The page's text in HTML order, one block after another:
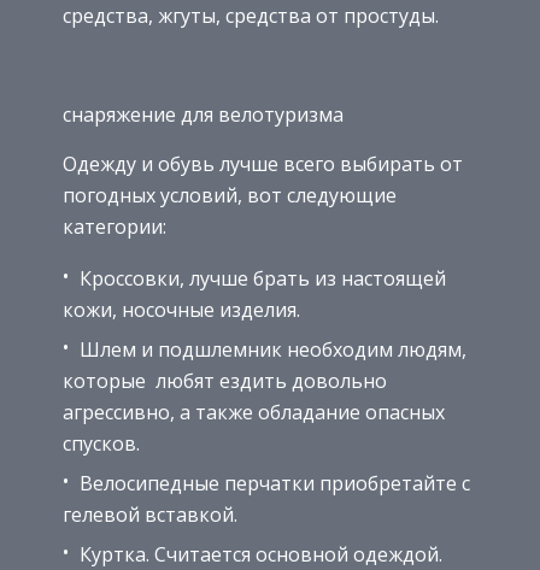
средства, жгуты, средства от простуды.
снаряжение для велотуризма
Одежду и обувь лучше всего выбирать от
погодных условий, вот следующие
категории:
Кроссовки, лучше брать из настоящей
кожи, носочные изделия.
Шлем и подшлемник необходим людям,
которые любят ездить довольно
агрессивно, а также обладание опасных
спусков.
Велосипедные перчатки приобретайте с
гелевой вставкой.
Куртка. Считается основной одеждой.